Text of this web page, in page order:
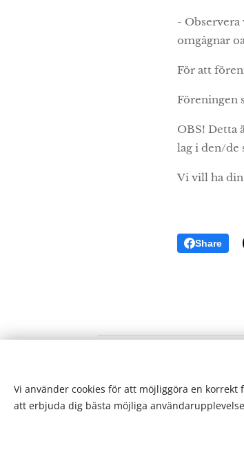
- Observera
omgågnar
För att
Föreningen
OBS! Detta
lag i den/de
Vi vill ha din
Share
Vi använder cookies för att möjliggöra en
att erbjuda dig bästa möjliga